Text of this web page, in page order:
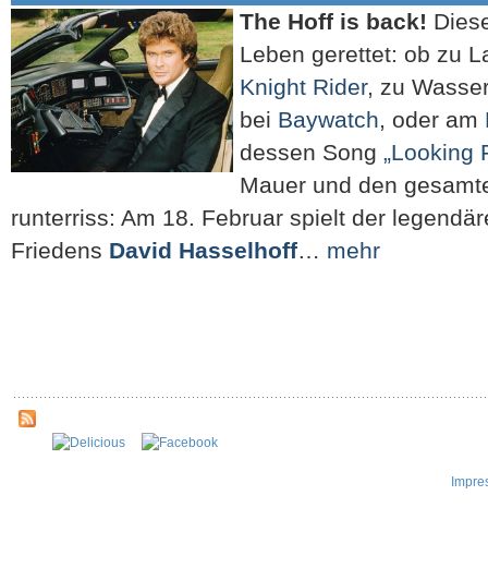
The Hoff is back!
Leben gerettet: ob zu
Knight Rider, zu
bei Baywatch, oder am
dessen Song „Looking
Mauer und den
runterriss: Am 18. Februar spielt der
Friedens David Hasselhoff… mehr